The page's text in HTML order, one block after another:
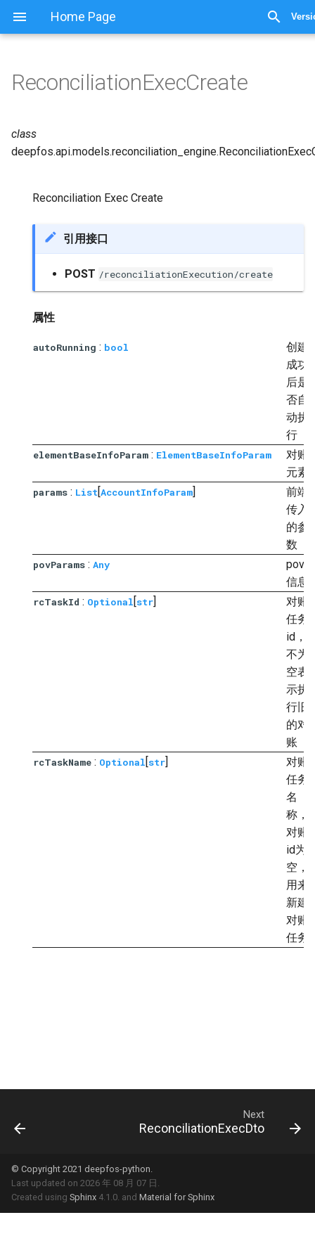
Home Page
ReconciliationExecCreate
class
deepfos.api.models.reconciliation_engine.
Reconciliation Exec Create
引用接口
POST /reconciliationExecution/create
属性
autoRunning : bool
创建
成功
后是
否自
动执
行
elementBaseInfoParam : ElementBaseInfoParam
对账
元素
params : List[AccountInfoParam]
前端
传入
的参
数
povParams : Any
pov
信息
rcTaskId : Optional[str]
对账
任务
id，
不为
空表
示执
行旧
的对
账
rcTaskName : Optional[str]
对账
任务
名
称，
对账
id为
空，
用来
新建
对账
任务
Next
ReconciliationExecDto
© Copyright 2021 deepfos-python.
Last updated on 2026 年 08 月 07 日.
Created using Sphinx 4.1.0. and Material for Sphinx